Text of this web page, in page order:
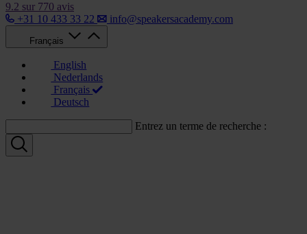
9.2 sur 770 avis
+31 10 433 33 22
info@speakersacademy.com
Français
English
Nederlands
Français
Deutsch
Entrez un terme de recherche :